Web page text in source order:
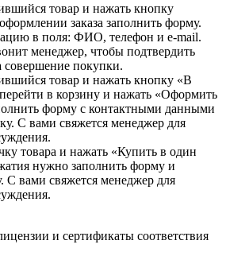
товар и нажать кнопку
заказа заполнить форму.
в поля: ФИО, телефон и e-mail.
менеджер, чтобы подтвердить
совершение покупки.
товар и нажать кнопку «В
в корзину и нажать «Оформить
форму с контактными данными
С вами свяжется менеджер для
товара и нажать «Купить в один
нужно заполнить форму и
С вами свяжется менеджер для
и сертификаты соответствия